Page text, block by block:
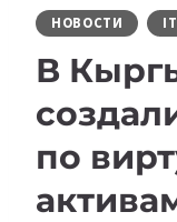
НОВОСТИ IT
В
по